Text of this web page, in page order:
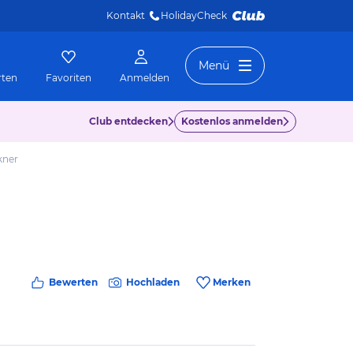
Kontakt HolidayCheck
Favoriten Anmelden
Menü
Club entdecken Kostenlos anmelden
Bewerten Hochladen Merken